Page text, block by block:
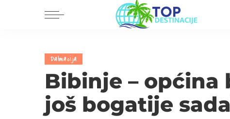
Istra i Kvarner
Središnja Hrvatska
Slavonija i Baranja
Amerika
Azija
Afrika
Australija
Dalmacija
Bibinje –
još bogatije